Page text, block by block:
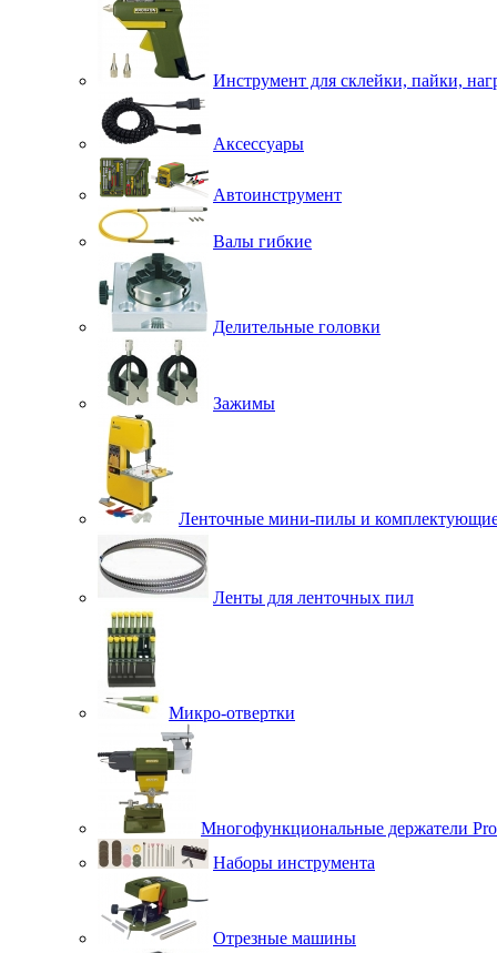
Инструмент для склейки, пайки,
Аксессуары
Автоинструмент
Валы гибкие
Делительные головки
Зажимы
Ленточные мини-пилы и
Ленты для ленточных пил
Микро-отвертки
Многофункциональные держатели
Наборы инструмента
Отрезные машины